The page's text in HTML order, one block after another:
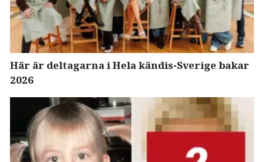
Här är deltagarna i Hela kändis-Sverige bakar
2026